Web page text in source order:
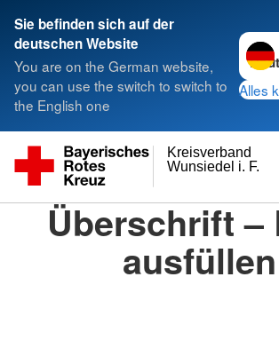
Sie befinden sich auf der
deutschen Website
You are on the German website,
you can use the switch to switch to
the English one
Alles
Wunsiedel i. F.
Kreisverband
Überschrift –
ausfüllen